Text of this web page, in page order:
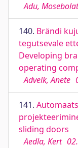
Adu,
140. Brändi
tegutsevale
Developing
operating
Advelk, Anete
141.
sliding doors
Aedla, Kert